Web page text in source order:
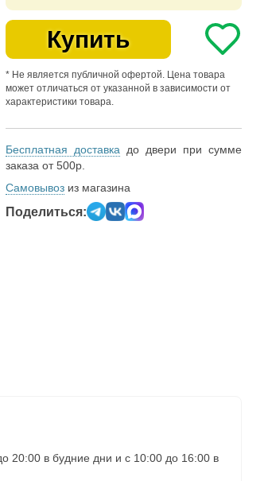
Купить
* Не является публичной офертой. Цена товара
может отличаться от указанной в зависимости от
характеристики товара.
Бесплатная доставка до двери при сумме
заказа от 500р.
Самовывоз из магазина
Поделиться:
20:00 в будние дни и с 10:00 до 16:00 в